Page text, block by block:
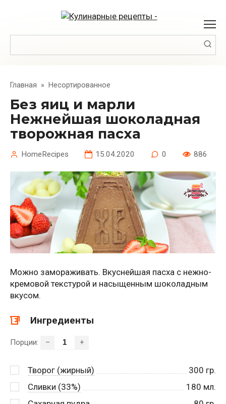
Главная » Несортированное
Без яиц и марли
Нежнейшая шоколадная
творожная пасха
HomeRecipes 15.04.2020 0 886
Можно замораживать. Вкуснейшая пасха с нежно-
кремовой текстурой и насыщенным шоколадным
вкусом.
Ингредиенты
Порции: – +
Творог (жирный) 300 гр.
Сливки (33%)
180 мл.